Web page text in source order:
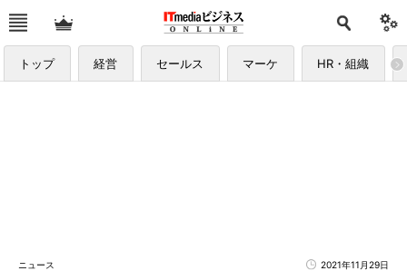
トップ 経営 セールス マーケ HR・組織
ニュース 2021年11月29日